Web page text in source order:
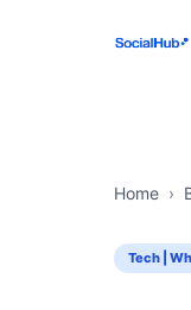
Home ›
Tech |